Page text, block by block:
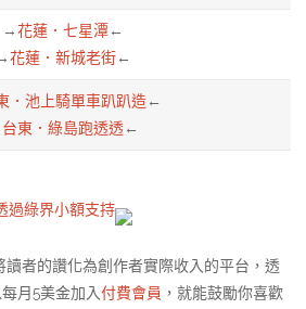
→花蓮．七星潭←
花蓮．新城老街←
．池上騎單車趴趴造←
台東．綠島跑透透←
過綠界小額支持
讀者的讚化為創作者實際收入的平台，透
月5美金加入付費會員 ，就能鼓勵你喜歡